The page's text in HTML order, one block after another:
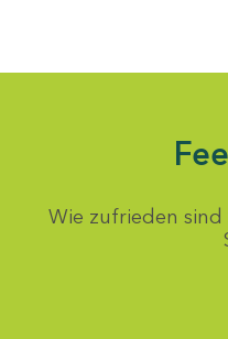
Wie zufrieden